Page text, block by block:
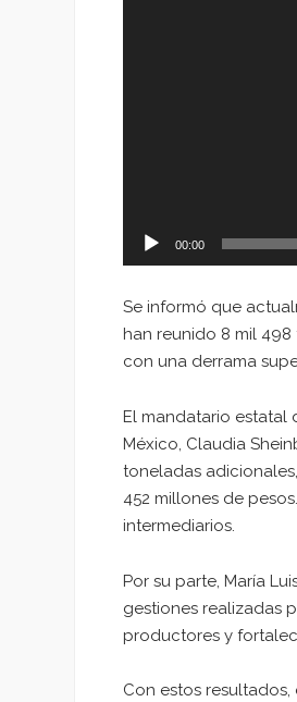
00:00
Se informó que
han reunido 8 mil
con una derrama
El mandatario estatal
México, Claudia
toneladas
452 millones de
intermediarios.
Por su parte, María
gestiones realizadas
productores y
Con estos